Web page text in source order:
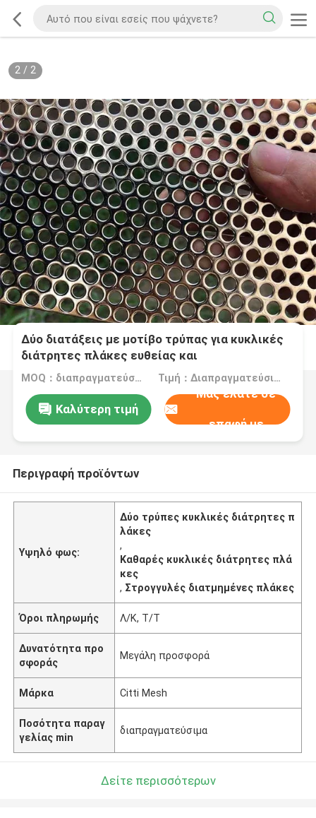
2/ 2
Δύο διατάξεις με μοτίβο τρύπας για κυκλικές
διάτρητες πλάκες ευθείας και
διασταυρούμενης
MOQ：διαπραγματεύσιμα Τιμή：Διαπραγματεύσιμα
Καλύτερη τιμή
Μας ελάτε σε
επαφή με
Περιγραφή προϊόντων
Υψηλό φως:
Δύο τρύπες κυκλικές διάτρητες π
λάκες
,
Καθαρές κυκλικές διάτρητες πλά
κες
, Στρογγυλές διατμημένες πλάκες
Όροι πληρωμής Λ/Κ, Τ/Τ
Δυνατότητα προ
σφοράς
Μεγάλη προσφορά
Μάρκα Citti Mesh
Ποσότητα παραγ
γελίας min
διαπραγματεύσιμα
Δείτε περισσότερων